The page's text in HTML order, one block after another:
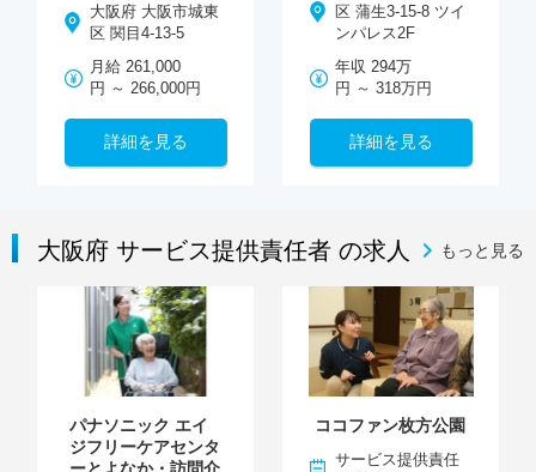
大阪府 大阪市城東
区 関目4-13-5
月給 261,000
円 ～ 266,000円
詳細を見る
区 蒲生3-15-8 ツイ
ンパレス2F
年収 294万
円 ～ 318万円
詳細を見る
大阪府 サービス提供責任者 の求人 もっと見る
パナソニック エイ
ジフリーケアセンタ
ーとよなか・訪問介
ココファン枚方公園
サービス提供責任